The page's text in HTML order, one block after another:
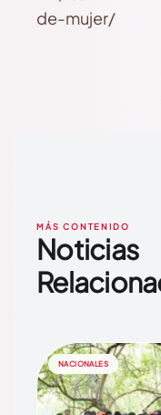
de-mujer/
MÁS CONTENIDO
Noticias
NACIONALES